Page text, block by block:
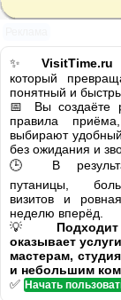
✨ VisitTime.ru
который
понятный и
📅 Вы создаёте
правила
выбирают
без ожидания и
🕒 В
путаницы,
визитов и
неделю вперёд.
💡
оказывает
мастерам,
и небольшим
✅ Начать